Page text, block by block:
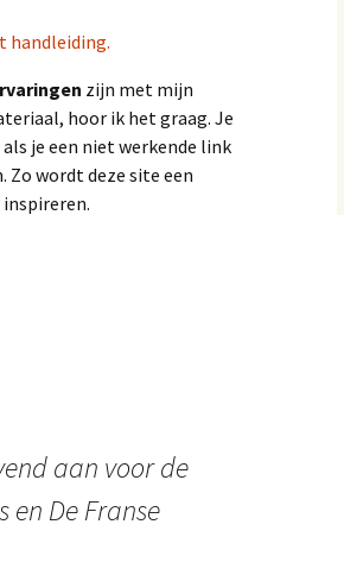
handleiding.
zijn met mijn
hoor ik het graag. Je
je een niet werkende link
wordt deze site een
aan voor de
en De Franse